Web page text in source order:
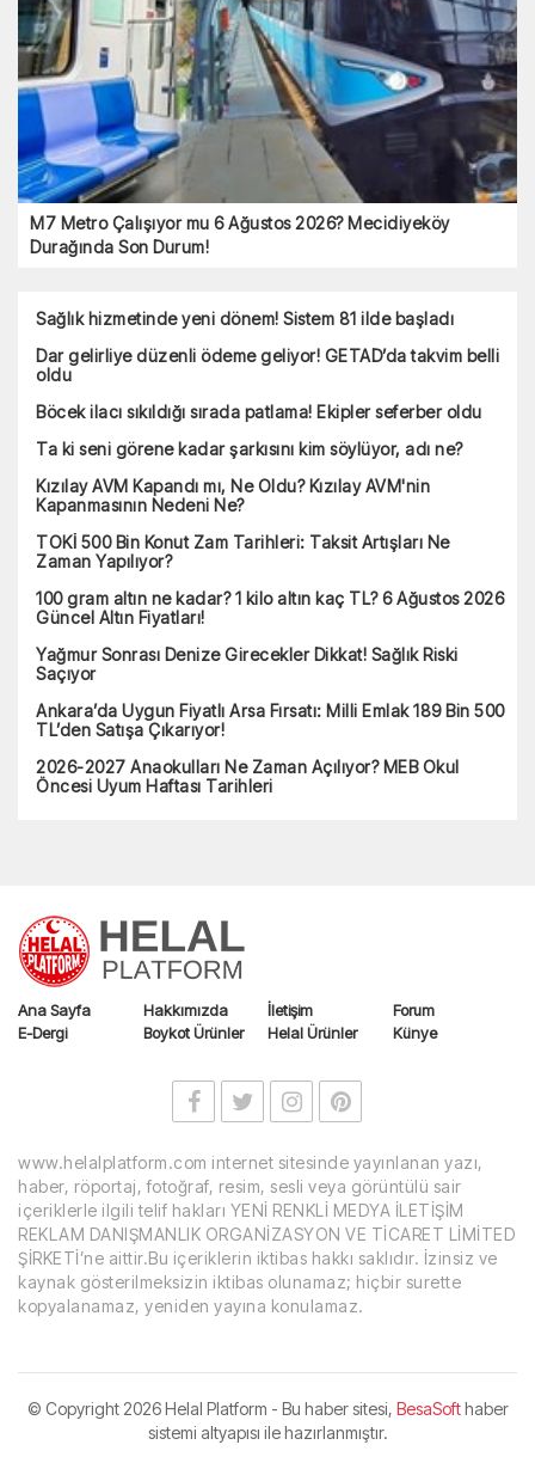
M7 Metro Çalışıyor mu 6 Ağustos 2026? Mecidiyeköy
Durağında Son Durum!
Sağlık hizmetinde yeni dönem! Sistem 81 ilde başladı
Dar gelirliye düzenli ödeme geliyor! GETAD’da takvim belli
oldu
Böcek ilacı sıkıldığı sırada patlama! Ekipler seferber oldu
Ta ki seni görene kadar şarkısını kim söylüyor, adı ne?
Kızılay AVM Kapandı mı, Ne Oldu? Kızılay AVM'nin
Kapanmasının Nedeni Ne?
TOKİ 500 Bin Konut Zam Tarihleri: Taksit Artışları Ne
Zaman Yapılıyor?
100 gram altın ne kadar? 1 kilo altın kaç TL? 6 Ağustos 2026
Güncel Altın Fiyatları!
Yağmur Sonrası Denize Girecekler Dikkat! Sağlık Riski
Saçıyor
Ankara’da Uygun Fiyatlı Arsa Fırsatı: Milli Emlak 189 Bin 500
TL’den Satışa Çıkarıyor!
2026-2027 Anaokulları Ne Zaman Açılıyor? MEB Okul
Öncesi Uyum Haftası Tarihleri
Ana Sayfa Hakkımızda İletişim
Forum
E-Dergi
Boykot Ürünler Helal Ürünler Künye
www.helalplatform.com internet sitesinde yayınlanan yazı,
haber, röportaj, fotoğraf, resim, sesli veya görüntülü sair
içeriklerle ilgili telif hakları YENİ RENKLİ MEDYA İLETİŞİM
REKLAM DANIŞMANLIK ORGANİZASYON VE TİCARET LİMİTED
ŞİRKETİ’ne aittir.Bu içeriklerin iktibas hakkı saklıdır. İzinsiz ve
kaynak gösterilmeksizin iktibas olunamaz; hiçbir surette
kopyalanamaz, yeniden yayına konulamaz.
© Copyright2026 Helal Platform - Bu haber sitesi, BesaSofthaber
sistemi altyapısı ile hazırlanmıştır.